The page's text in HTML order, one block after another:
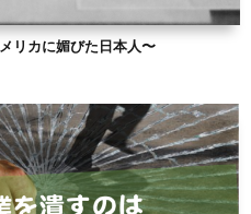
リカに媚びた日本人〜